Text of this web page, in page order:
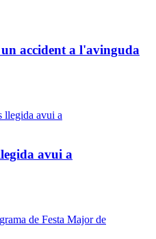
accident a l'avinguda
avui a